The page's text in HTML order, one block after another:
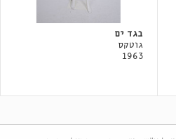
בגד ים
גוטקס
1963